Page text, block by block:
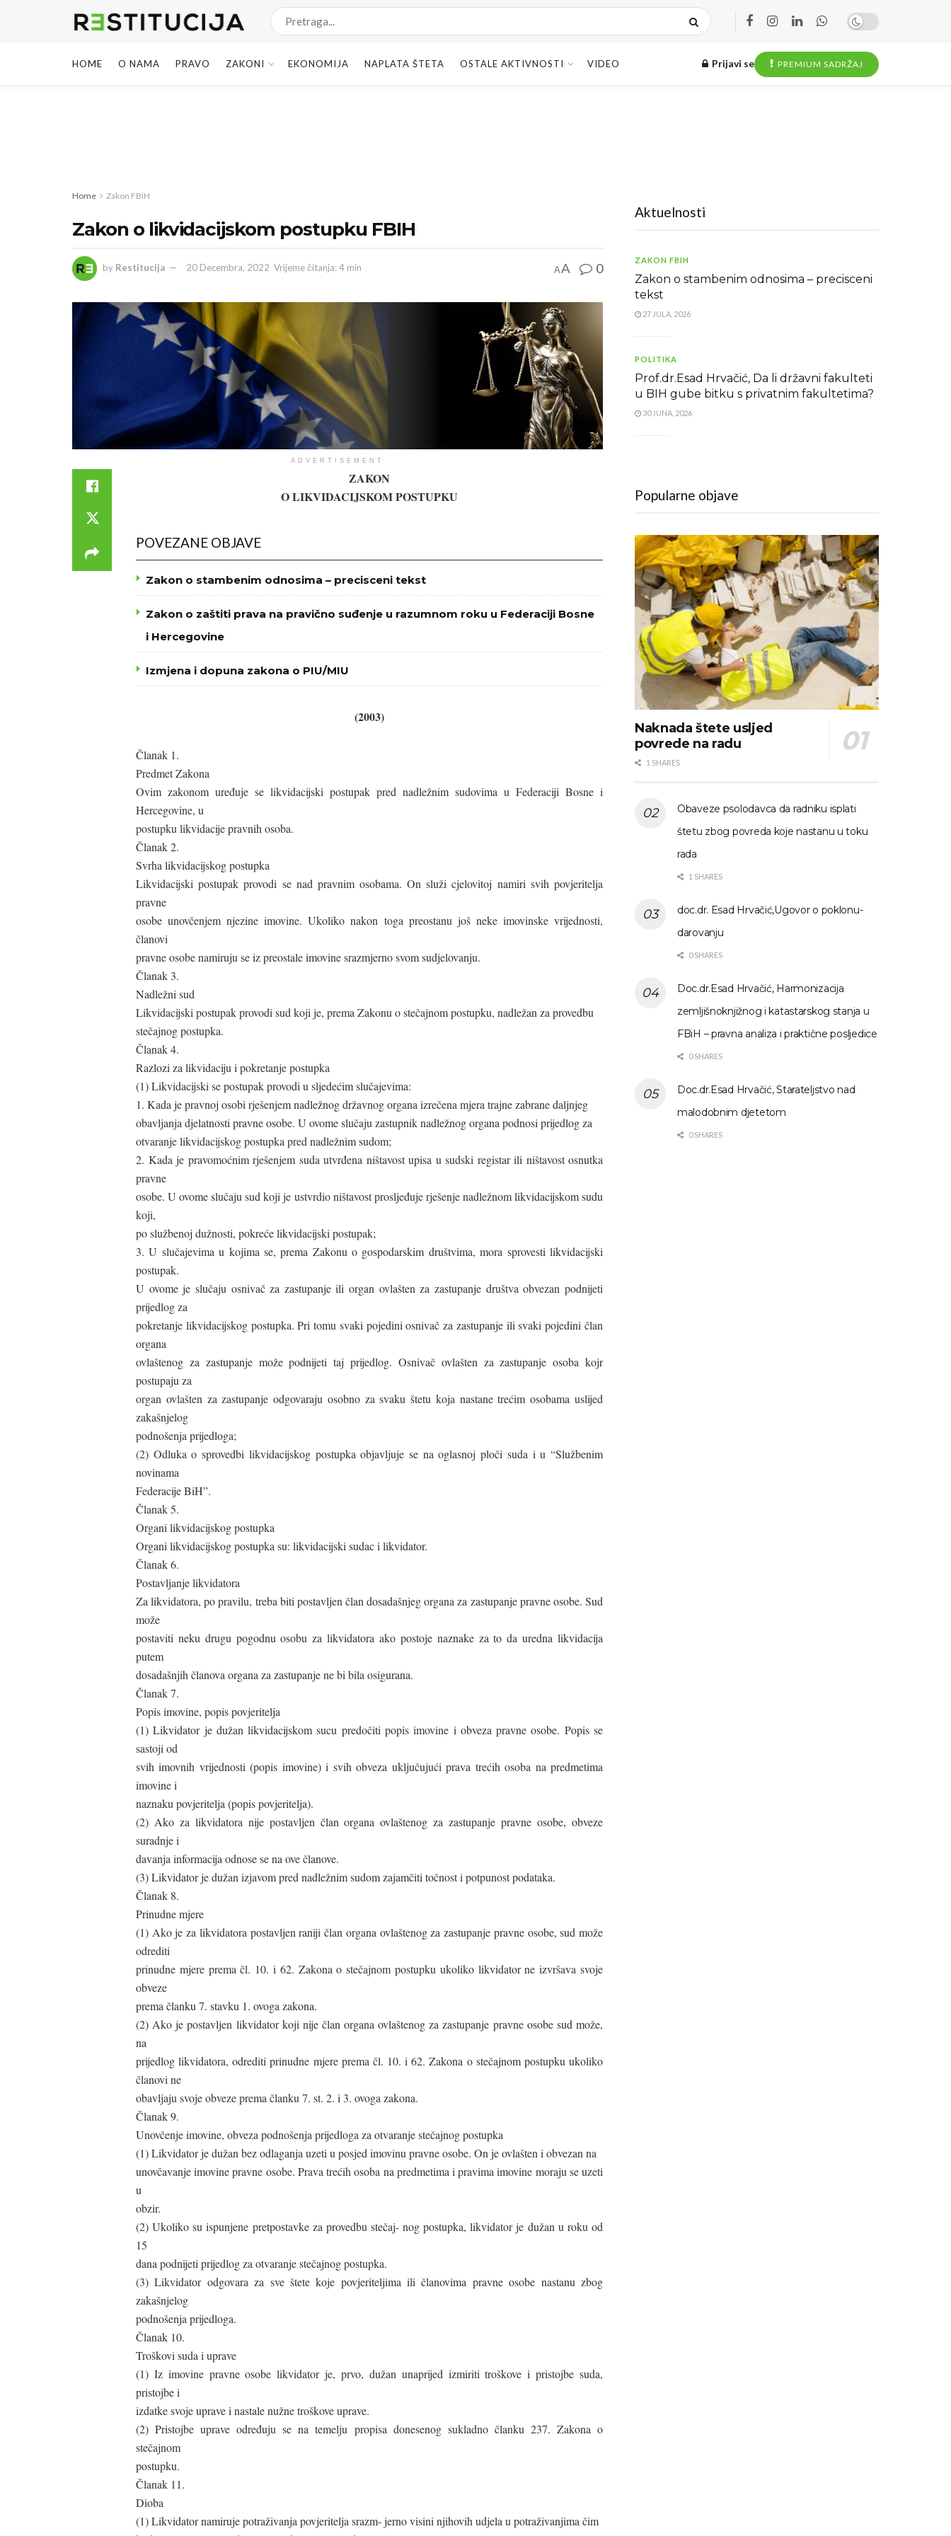
HOME O NAMA PRAVO ZAKONI EKONOMIJA NAPLATA ŠTETA OSTALE AKTIVNOSTI VIDEO Prijavi se PREMIUM SADRŽAJ
Home Zakon FBiH
Zakon o likvidacijskom postupku FBIH
by Restitucija 20 Decembra, 2022 Vrijeme čitanja: 4 min AA 0
ADVERTISEMENT
ZAKON
O LIKVIDACIJSKOM POSTUPKU
POVEZANE OBJAVE
Zakon o stambenim odnosima – precisceni tekst
Zakon o zaštiti prava na pravično suđenje u razumnom roku u Federaciji Bosne
i Hercegovine
Izmjena i dopuna zakona o PIU/MIU
(2003)
Članak 1.
Predmet Zakona
Ovim zakonom uređuje se likvidacijski postupak pred nadležnim sudovima u Federaciji Bosne i
Hercegovine, u
postupku likvidacije pravnih osoba.
Članak 2.
Svrha likvidacijskog postupka
Likvidacijski postupak provodi se nad pravnim osobama. On služi cjelovitoj namiri svih povjeritelja
pravne
osobe unovčenjem njezine imovine. Ukoliko nakon toga preostanu još neke imovinske vrijednosti,
članovi
pravne osobe namiruju se iz preostale imovine srazmjerno svom sudjelovanju.
Članak 3.
Nadležni sud
Likvidacijski postupak provodi sud koji je, prema Zakonu o stečajnom postupku, nadležan za provedbu
stečajnog postupka.
Članak 4.
Razlozi za likvidaciju i pokretanje postupka
(1) Likvidacijski se postupak provodi u sljedećim slučajevima:
1. Kada je pravnoj osobi rješenjem nadležnog državnog organa izrečena mjera trajne zabrane daljnjeg
obavljanja djelatnosti pravne osobe. U ovome slučaju zastupnik nadležnog organa podnosi prijedlog za
otvaranje likvidacijskog postupka pred nadležnim sudom;
2. Kada je pravomoćnim rješenjem suda utvrđena ništavost upisa u sudski registar ili ništavost osnutka
pravne
osobe. U ovome slučaju sud koji je ustvrdio ništavost prosljeđuje rješenje nadležnom likvidacijskom sudu
koji,
po službenoj dužnosti, pokreće likvidacijski postupak;
3. U slučajevima u kojima se, prema Zakonu o gospodarskim društvima, mora sprovesti likvidacijski
postupak.
U ovome je slučaju osnivač za zastupanje ili organ ovlašten za zastupanje društva obvezan podnijeti
prijedlog za
pokretanje likvidacijskog postupka. Pri tomu svaki pojedini osnivač za zastupanje ili svaki pojedini član
organa
ovlaštenog za zastupanje može podnijeti taj prijedlog. Osnivač ovlašten za zastupanje osoba kojr
postupaju za
organ ovlašten za zastupanje odgovaraju osobno za svaku štetu koja nastane trećim osobama uslijed
zakašnjelog
podnošenja prijedloga;
(2) Odluka o sprovedbi likvidacijskog postupka objavljuje se na oglasnoj ploči suda i u “Službenim
novinama
Federacije BiH”.
Članak 5.
Organi likvidacijskog postupka
Organi likvidacijskog postupka su: likvidacijski sudac i likvidator.
Članak 6.
Postavljanje likvidatora
Za likvidatora, po pravilu, treba biti postavljen član dosadašnjeg organa za zastupanje pravne osobe. Sud
može
postaviti neku drugu pogodnu osobu za likvidatora ako postoje naznake za to da uredna likvidacija
putem
dosadašnjih članova organa za zastupanje ne bi bila osigurana.
Članak 7.
Popis imovine, popis povjeritelja
(1) Likvidator je dužan likvidacijskom sucu predočiti popis imovine i obveza pravne osobe. Popis se
sastoji od
svih imovnih vrijednosti (popis imovine) i svih obveza uključujući prava trećih osoba na predmetima
imovine i
naznaku povjeritelja (popis povjeritelja).
(2) Ako za likvidatora nije postavljen član organa ovlaštenog za zastupanje pravne osobe, obveze
suradnje i
davanja informacija odnose se na ove članove.
(3) Likvidator je dužan izjavom pred nadležnim sudom zajamčiti točnost i potpunost podataka.
Članak 8.
Prinudne mjere
(1) Ako je za likvidatora postavljen raniji član organa ovlaštenog za zastupanje pravne osobe, sud može
odrediti
prinudne mjere prema čl. 10. i 62. Zakona o stečajnom postupku ukoliko likvidator ne izvršava svoje
obveze
prema članku 7. stavku 1. ovoga zakona.
(2) Ako je postavljen likvidator koji nije član organa ovlaštenog za zastupanje pravne osobe sud može,
na
prijedlog likvidatora, odrediti prinudne mjere prema čl. 10. i 62. Zakona o stečajnom postupku ukoliko
članovi ne
obavljaju svoje obveze prema članku 7. st. 2. i 3. ovoga zakona.
Članak 9.
Unovčenje imovine, obveza podnošenja prijedloga za otvaranje stečajnog postupka
(1) Likvidator je dužan bez odlaganja uzeti u posjed imovinu pravne osobe. On je ovlašten i obvezan na
unovčavanje imovine pravne osobe. Prava trećih osoba na predmetima i pravima imovine moraju se uzeti
u
obzir.
(2) Ukoliko su ispunjene pretpostavke za provedbu stečaj- nog postupka, likvidator je dužan u roku od
15
dana podnijeti prijedlog za otvaranje stečajnog postupka.
(3) Likvidator odgovara za sve štete koje povjeriteljima ili članovima pravne osobe nastanu zbog
zakašnjelog
podnošenja prijedloga.
Članak 10.
Troškovi suda i uprave
(1) Iz imovine pravne osobe likvidator je, prvo, dužan unaprijed izmiriti troškove i pristojbe suda,
pristojbe i
izdatke svoje uprave i nastale nužne troškove uprave.
(2) Pristojbe uprave određuju se na temelju propisa donesenog sukladno članku 237. Zakona o
stečajnom
postupku.
Članak 11.
Dioba
(1) Likvidator namiruje potraživanja povjeritelja srazm- jerno visini njihovih udjela u potraživanjima čim
Aktuelnosti
ZAKON FBIH
Zakon o stambenim odnosima – precisceni
tekst
27 JULA, 2026
POLITIKA
Prof.dr.Esad Hrvačić, Da li državni fakulteti
u BIH gube bitku s privatnim fakultetima?
30 JUNA, 2026
Popularne objave
Naknada štete usljed
povrede na radu
1 SHARES
Obaveze psolodavca da radniku isplati
štetu zbog povreda koje nastanu u toku
rada
1 SHARES
doc.dr. Esad Hrvačić,Ugovor o poklonu-
darovanju
0 SHARES
Doc.dr.Esad Hrvačić, Harmonizacija
zemljišnoknjižnog i katastarskog stanja u
FBiH – pravna analiza i praktične posljedice
0 SHARES
Doc.dr.Esad Hrvačić, Starateljstvo nad
malodobnim djetetom
0 SHARES